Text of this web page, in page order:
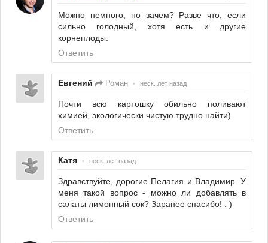
Можно немного, но зачем? Разве что, если
сильно голодный, хотя есть и другие
корнеплоды.
Ответить
Евгений Роман • неск. лет назад
Почти всю картошку обильно поливают
химией, экологически чистую трудно найти)
Ответить
Катя • неск. лет назад
Здравствуйте, дорогие Пелагия и Владимир. У
меня такой вопрос - можно ли добавлять в
салаты лимонный сок? Заранее спасибо! : )
Ответить